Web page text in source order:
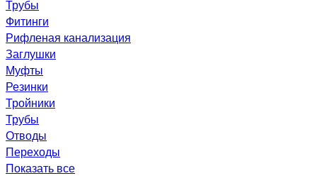
Трубы
Фитинги
Рифленая канализация
Заглушки
Муфты
Резинки
Тройники
Трубы
Отводы
Переходы
Показать все